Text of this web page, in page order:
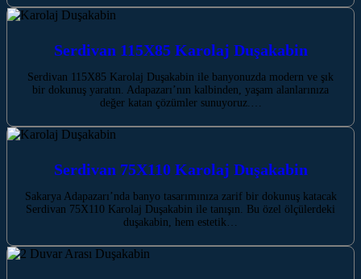
Serdivan 115X85 Karolaj Duşakabin
Serdivan 115X85 Karolaj Duşakabin ile banyonuzda modern ve şık
bir dokunuş yaratın. Adapazarı’nın kalbinden, yaşam alanlarınıza
değer katan çözümler sunuyoruz.…
Serdivan 75X110 Karolaj Duşakabin
Sakarya Adapazarı’nda banyo tasarımınıza zarif bir dokunuş katacak
Serdivan 75X110 Karolaj Duşakabin ile tanışın. Bu özel ölçülerdeki
duşakabin, hem estetik…